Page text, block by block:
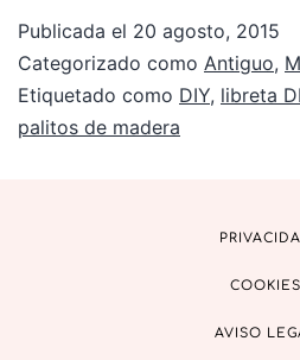
Publicada el 20 agosto, 2015
Categorizado como Antiguo,
Etiquetado como DIY, libreta
palitos de madera
COOKIES
AVISO